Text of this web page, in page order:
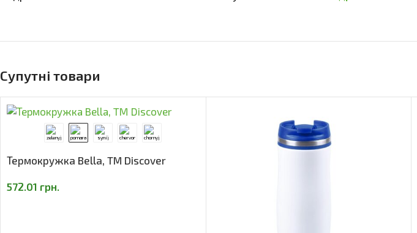
Супутні товари
Термокружка Bella, TM Discover
572.01 грн.